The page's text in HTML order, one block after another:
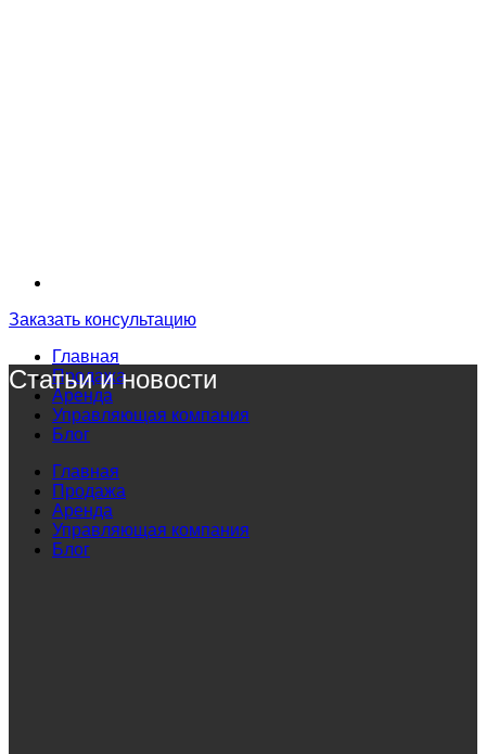
Заказать консультацию
Главная
Продажа
Аренда
Управляющая компания
Блог
Главная
Продажа
Аренда
Управляющая компания
Блог
Статьи и новости